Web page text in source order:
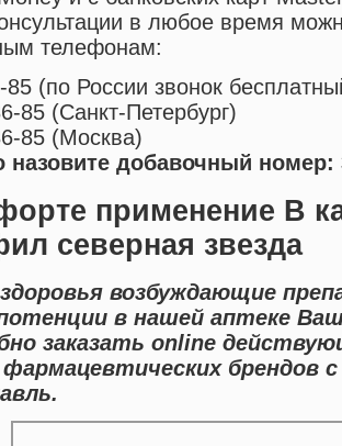
в любое время
телефонам:
85 (по России звонок
85 (Санкт-Петербург)
85 (Москва)
назовите добавочный номер:
применение В
северная звезда
возбуждающие
в нашей аптеке
заказать online
брендов